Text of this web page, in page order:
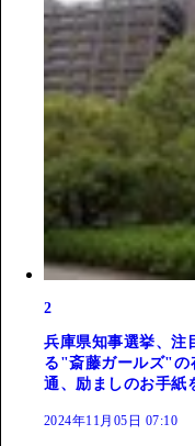
2
兵庫県知事選挙、
る"斎藤ガールズ"の
通、励ましのお手紙
2024年11月05日 07:10